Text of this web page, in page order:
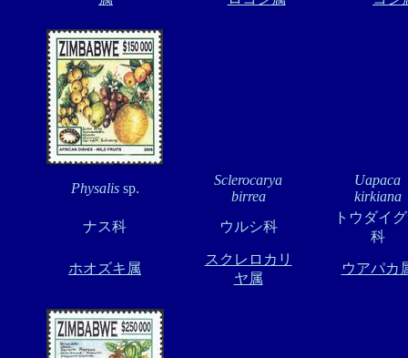
Physalis sp.
Sclerocarya
birrea
Uapaca
kirkiana
ナス科
ウルシ科
トウダイ
科
ホオズキ属
スクレロカリ
ヤ属
ウアパカ